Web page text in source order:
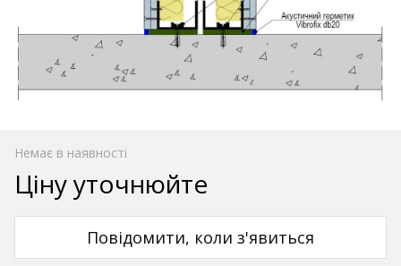
Немає в наявності
Ціну уточнюйте
Повідомити, коли з'явиться